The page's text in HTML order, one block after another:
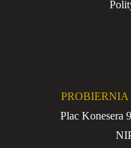
PROBIERNIA
Plac Konesera